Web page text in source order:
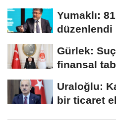
Yumaklı:
düzenlendi
Gürlek:
finansal
Uraloğlu:
bir ticaret